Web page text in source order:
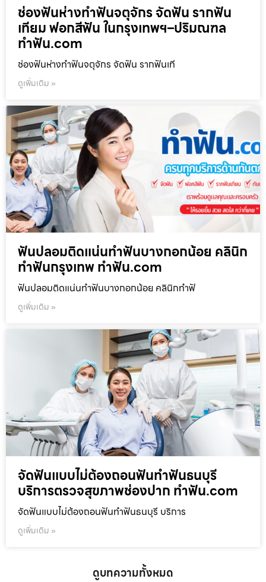
ช่องฟันห่างทำฟันจตุจักร จัดฟัน รากฟัน
เทียม ฟอกสีฟัน ในกรุงเทพฯ–ปริมณฑล
ทำฟัน.com
ช่องฟันห่างทำฟันจตุจักร จัดฟัน รากฟันเที
ดูเพิ่มเติม »
ฟันปลอมติดแน่นทำฟันบางกอกน้อย คลินิก
ทำฟันกรุงเทพ ทำฟัน.com
ฟันปลอมติดแน่นทำฟันบางกอกน้อย คลินิกทำฟั
ดูเพิ่มเติม »
จัดฟันแบบไม่ต้องถอนฟันทำฟันธนบุรี
บริการตรวจสุขภาพช่องปาก ทำฟัน.com
จัดฟันแบบไม่ต้องถอนฟันทำฟันธนบุรี บริการ
ดูเพิ่มเติม »
ดูบทความทั้งหมด